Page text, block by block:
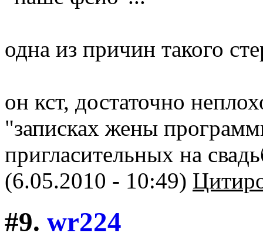
одна из причин такого
он кст, достаточно
"записках жены
пригласительных на
(6.05.2010 - 10:49)
#9. wr224